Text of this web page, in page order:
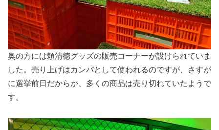
奥の方には頼清徳グッズの販売コーナーが設けられていま
した。売り上げはカンパとして使われるのですが、さすが
に選挙前日だからか、多くの商品は売り切れていたようで
す。